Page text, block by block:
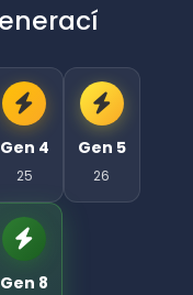
Gen 4
25
Gen 5
26
Gen 8